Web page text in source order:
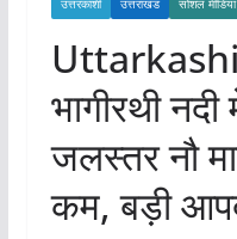
उत्तरकाशी उत्तराखंड सोशल
Uttarkashi:
भागीरथी
जलस्तर नौ
कम, बड़ी